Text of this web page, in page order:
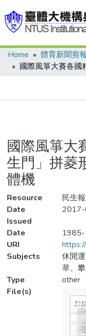
Communities &
Statistics
Home 體育新聞剪
國際風箏大
生門」拼菱
體機
Resource
民生
Date
Issued
Date
URI
Subjects
休閒
草、
Type
other
File(s)